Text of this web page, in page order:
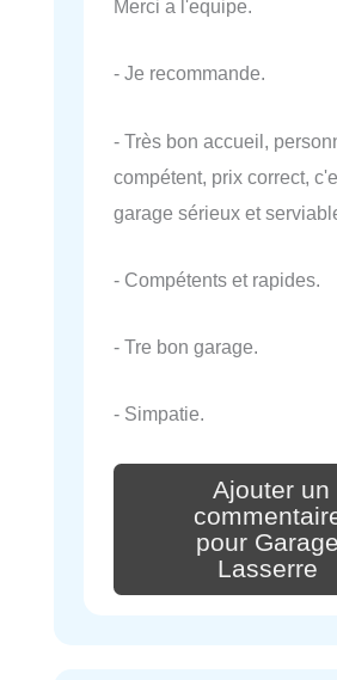
Merci a l'equipe.
- Je recommande.
- Très bon accueil,
compétent, prix correct,
garage sérieux et
- Compétents et rapides.
- Tre bon garage.
- Simpatie.
Ajouter un
pour Garage
Lasserre